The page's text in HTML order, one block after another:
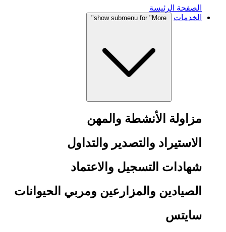
الصفحة الرئيسة
الخدمات
show submenu for "More"
مزاولة الأنشطة والمهن
الاستيراد والتصدير والتداول
شهادات التسجيل والاعتماد
الصيادين والمزارعين ومربي الحيوانات
سايتس